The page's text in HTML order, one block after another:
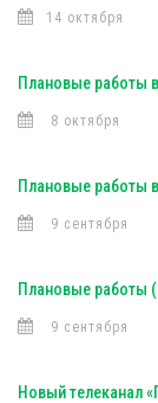
14 октября
Плановые работы
8 октября
Плановые работы
9 сентября
Плановые работы
9 сентября
Новый телеканал